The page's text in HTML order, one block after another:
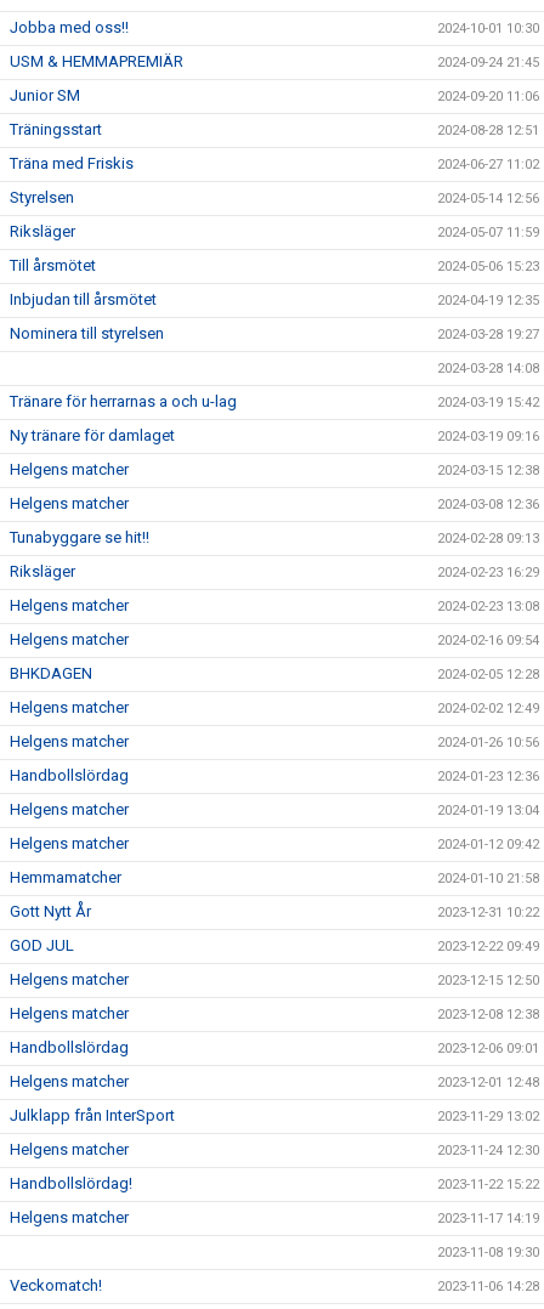
Jobba med oss!! 2024-10-01 10:30
USM & HEMMAPREMIÄR 2024-09-24 21:45
Junior SM 2024-09-20 11:06
Träningsstart 2024-08-28 12:51
Träna med Friskis 2024-06-27 11:02
Styrelsen 2024-05-14 12:56
Riksläger 2024-05-07 11:59
Till årsmötet 2024-05-06 15:23
Inbjudan till årsmötet 2024-04-19 12:35
Nominera till styrelsen 2024-03-28 19:27
2024-03-28 14:08
Tränare för herrarnas a och u-lag 2024-03-19 15:42
Ny tränare för damlaget 2024-03-19 09:16
Helgens matcher 2024-03-15 12:38
Helgens matcher 2024-03-08 12:36
Tunabyggare se hit!! 2024-02-28 09:13
Riksläger 2024-02-23 16:29
Helgens matcher 2024-02-23 13:08
Helgens matcher 2024-02-16 09:54
BHKDAGEN 2024-02-05 12:28
Helgens matcher 2024-02-02 12:49
Helgens matcher 2024-01-26 10:56
Handbollslördag 2024-01-23 12:36
Helgens matcher 2024-01-19 13:04
Helgens matcher 2024-01-12 09:42
Hemmamatcher 2024-01-10 21:58
Gott Nytt År 2023-12-31 10:22
GOD JUL 2023-12-22 09:49
Helgens matcher 2023-12-15 12:50
Helgens matcher 2023-12-08 12:38
Handbollslördag 2023-12-06 09:01
Helgens matcher 2023-12-01 12:48
Julklapp från InterSport 2023-11-29 13:02
Helgens matcher 2023-11-24 12:30
Handbollslördag! 2023-11-22 15:22
Helgens matcher 2023-11-17 14:19
2023-11-08 19:30
Veckomatch! 2023-11-06 14:28